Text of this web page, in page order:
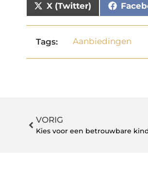
X (Twitter)
Tags: Aanbiedingen
VORIG
Kies voor een betrouwbare